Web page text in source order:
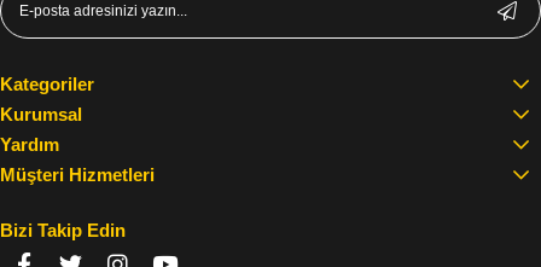
Kategoriler
Kurumsal
Yardım
Müşteri Hizmetleri
Bizi Takip Edin